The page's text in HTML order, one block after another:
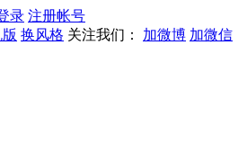
录 注册帐号
换风格 关注我们： 加微博 加微信